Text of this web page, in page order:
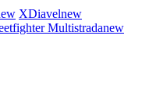
XDiavelnew
Multistradanew